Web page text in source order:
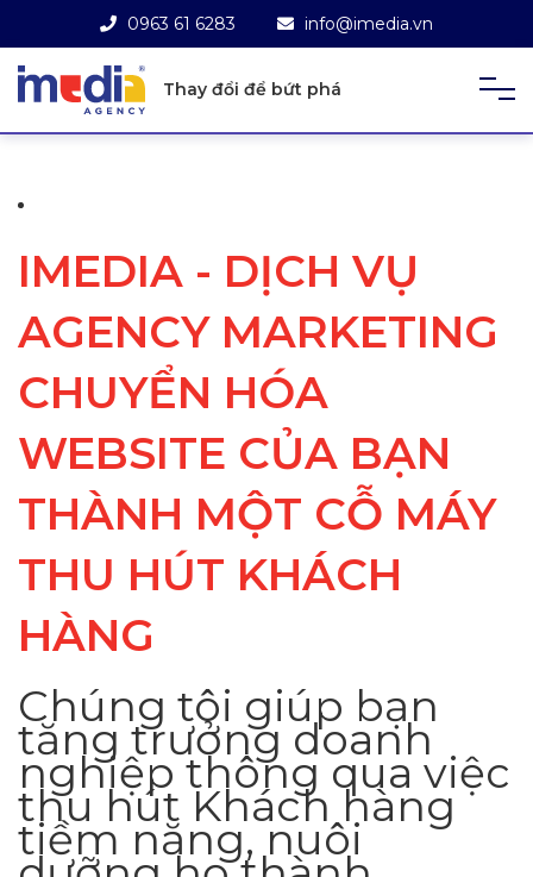
0963 61 6283 info@imedia.vn
Thay đổi để bứt phá
IMEDIA - DỊCH VỤ
AGENCY MARKETING
CHUYỂN HÓA
WEBSITE CỦA BẠN
THÀNH MỘT CỖ MÁY
THU HÚT KHÁCH
HÀNG
Chúng tôi giúp bạn
tăng trưởng doanh
nghiệp thông qua việc
thu hút Khách hàng
tiềm năng, nuôi